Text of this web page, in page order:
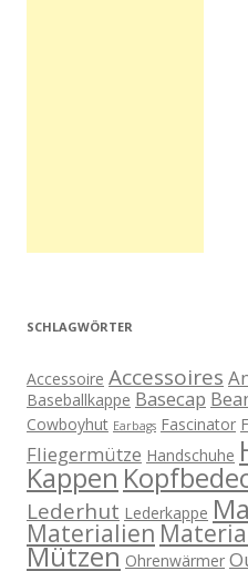
SCHLAGWÖRTER
Accessoire Accessoires
Baseballkappe Basecap
Cowboyhut Earbags Fascinator
Fliegermütze Handschuhe
Kappen
Lederhut Lederkappe
Materialien
Mützen Ohrenwärmer